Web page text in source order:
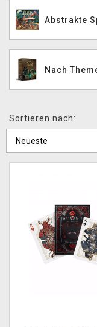
Abstrakte
Nach
Sortieren nach: